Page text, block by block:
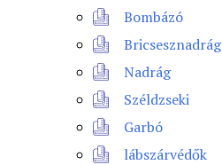
Bombázó
Bricsesznadrág
Nadrág
Széldzseki
Garbó
lábszárvédők